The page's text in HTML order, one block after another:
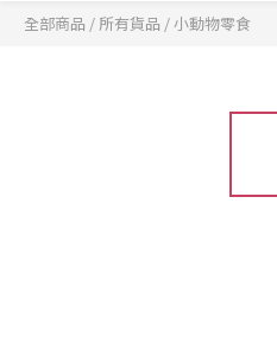
全部商品 / 所有貨品 /小動物零食